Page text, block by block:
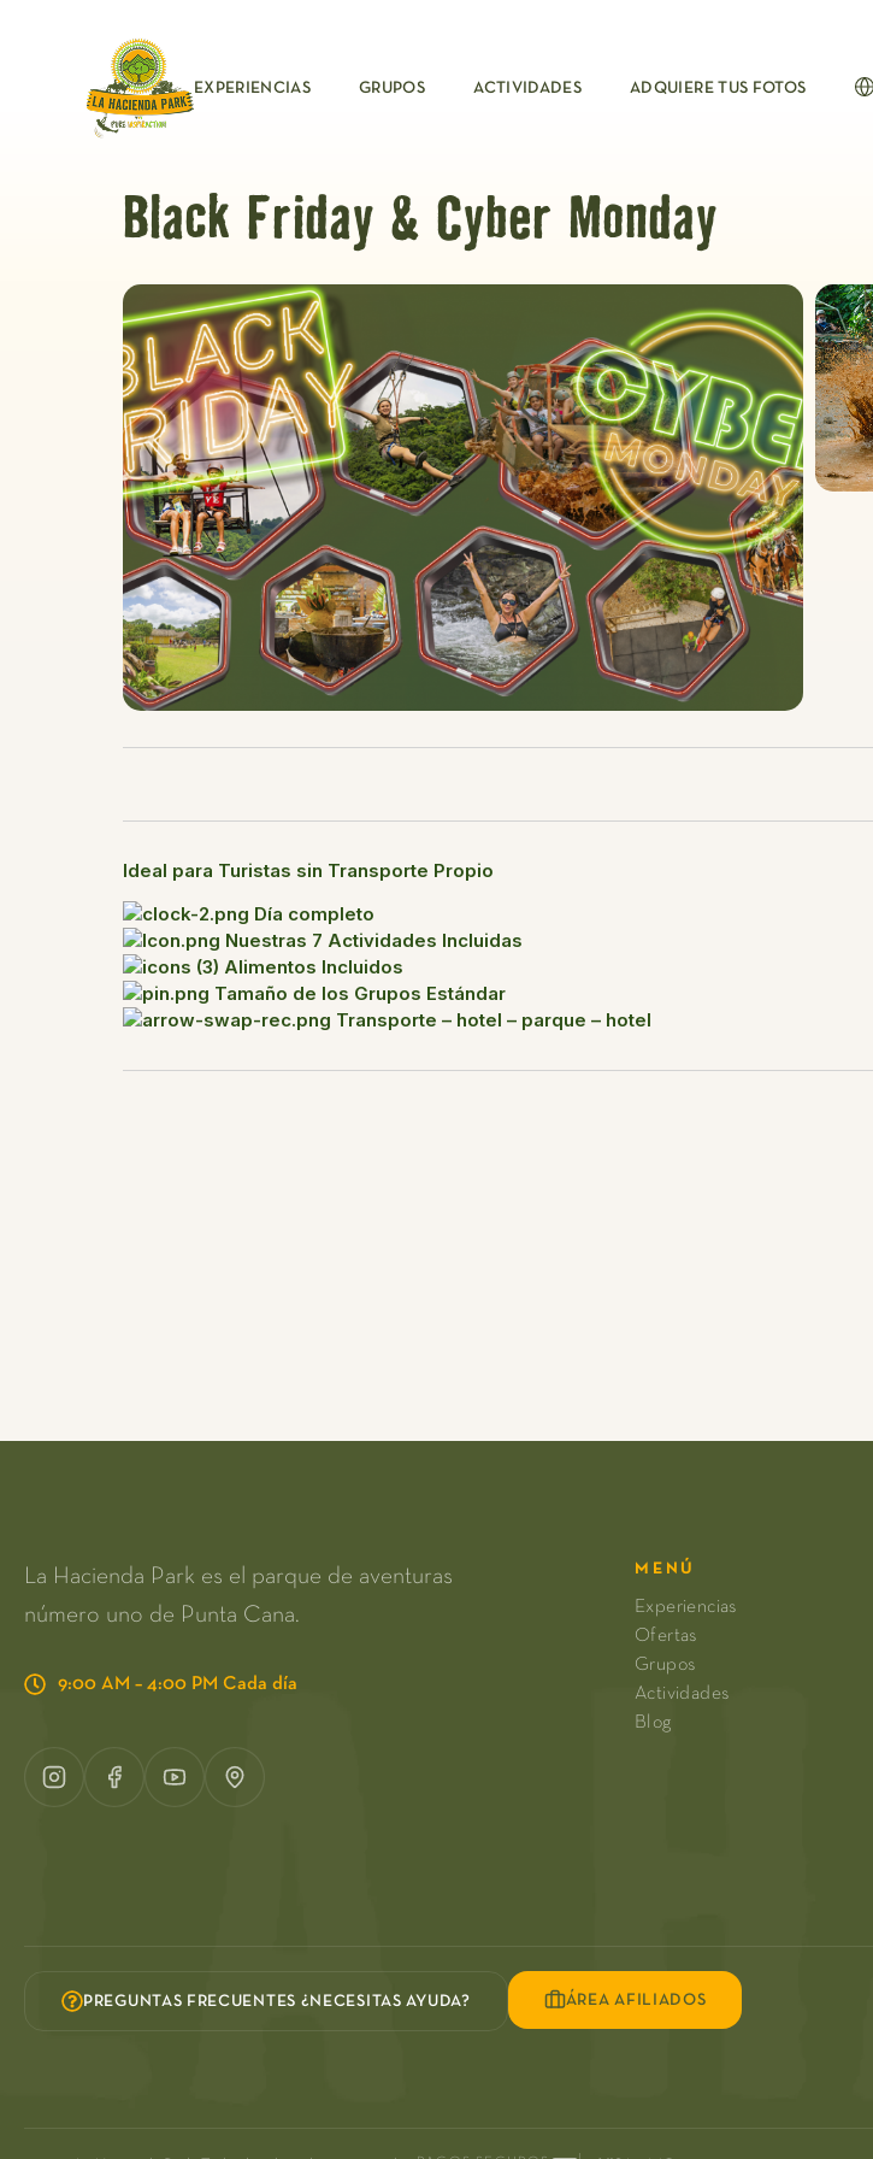
EXPERIENCIAS GRUPOS ACTIVIDADES ADQUIERE TUS FOTOS
Black Friday & Cyber Monday
Ideal para Turistas sin Transporte Propio
Día completo
Nuestras 7 Actividades Incluidas
Alimentos Incluidos
Tamaño de los Grupos Estándar
Transporte – hotel – parque – hotel
La Hacienda Park es el parque de aventuras
número uno de Punta Cana.
9:00 AM – 4:00 PM Cada día
MENÚ
Experiencias
Ofertas
Grupos
Actividades
Blog
PREGUNTAS FRECUENTES ¿NECESITAS AYUDA? ÁREA AFILIADOS